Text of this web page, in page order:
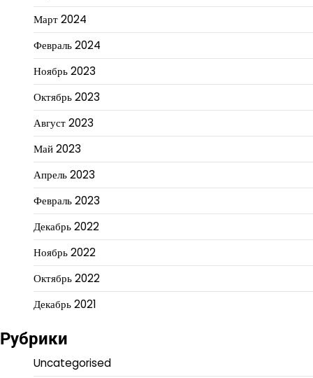
Март 2024
Февраль 2024
Ноябрь 2023
Октябрь 2023
Август 2023
Май 2023
Апрель 2023
Февраль 2023
Декабрь 2022
Ноябрь 2022
Октябрь 2022
Декабрь 2021
Рубрики
Uncategorised